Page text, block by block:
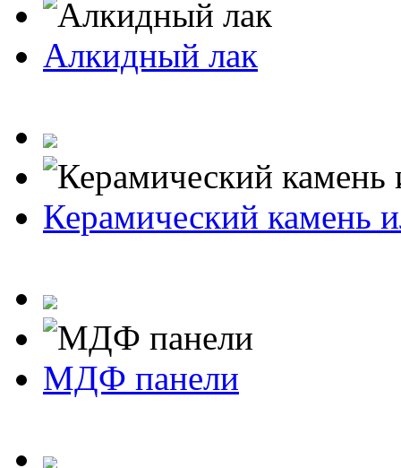
Алкидный лак
Керамический камень
МДФ панели